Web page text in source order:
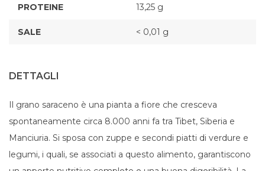
PROTEINE 13,25 g
SALE < 0,01 g
DETTAGLI
Il grano saraceno è una pianta a fiore che cresceva
spontaneamente circa 8.000 anni fa tra Tibet, Siberia e
Manciuria. Si sposa con zuppe e secondi piatti di verdure e
legumi, i quali, se associati a questo alimento, garantiscono